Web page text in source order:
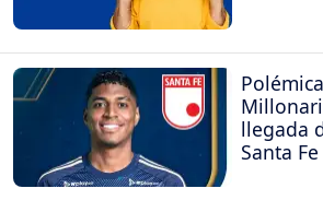
llegada
Santa Fe